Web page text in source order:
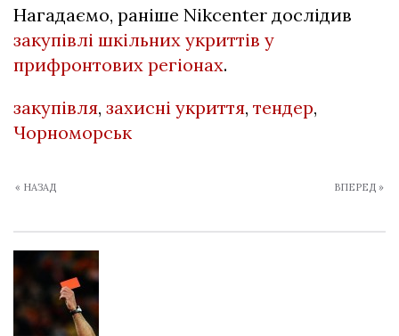
Нагадаємо, раніше Nikcenter дослідив
закупівлі шкільних укриттів у
прифронтових регіонах.
закупівля, захисні укриття, тендер,
Чорноморськ
« НАЗАД ВПЕРЕД »